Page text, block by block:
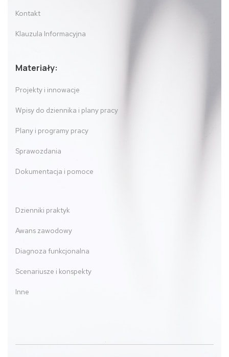
Kontakt
Klauzula Informacyjna
Materiały:
Projekty i innowacje
Wpisy do dziennika i plany pracy
Plany i programy pracy
Sprawozdania
Dokumentacja i pomoce
Dzienniki praktyk
Awans zawodowy
Diagnoza funkcjonalna
Scenariusze i konspekty
Inne